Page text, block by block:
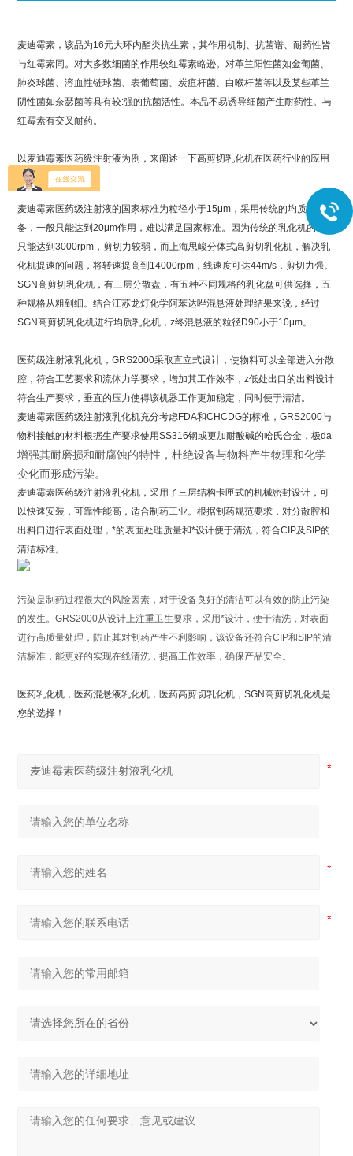
麦迪霉素，该品为16元大环内酯类抗生素，其作用机制、抗菌谱、耐药性皆
与红霉素同。对大多数细菌的作用较红霉素略逊。对革兰阳性菌如金葡菌、
肺炎球菌、溶血性链球菌、表葡萄菌、炭疽杆菌、白喉杆菌等以及某些革兰
阴性菌如奈瑟菌等具有较:强的抗菌活性。本品不易诱导细菌产生耐药性。与
红霉素有交叉耐药。
以麦迪霉素医药级注射液为例，来阐述一下高剪切乳化机在医药行业的应用
麦迪霉素医药级注射液的国家标准为粒径小于15μm，采用传统的均质乳化设
备，一般只能达到20μm作用，难以满足国家标准。因为传统的乳化机的转速
只能达到3000rpm，剪切力较弱，而上海思峻分体式高剪切乳化机，解决乳
化机提速的问题，将转速提高到14000rpm，线速度可达44m/s，剪切力强。
SGN高剪切乳化机，有三层分散盘，有五种不同规格的乳化盘可供选择，五
种规格从粗到细。结合江苏龙灯化学阿苯达唑混悬液处理结果来说，经过
SGN高剪切乳化机进行均质乳化机，z终混悬液的粒径D90小于10μm。
​医药级注射液乳化机，GRS2000采取直立式设计，使物料可以全部进入分散
腔，符合工艺要求和流体力学要求，增加其工作效率，z低处出口的出料设计
符合生产要求，垂直的压力使得该机器工作更加稳定，同时便于清洁。
麦迪霉素医药级注射液乳化机充分考虑FDA和CHCDG的标准，GRS2000与
物料接触的材料根据生产要求使用SS316钢或更加耐酸碱的哈氏合金，极da
增强其耐磨损和耐腐蚀的特性，杜绝设备与物料产生物理和化学
变化而形成污染。
麦迪霉素医药级注射液乳化机，采用了三层结构卡匣式的机械密封设计，可
以快速安装，可靠性能高，适合制药工业。根据制药规范要求，对分散腔和
出料口进行表面处理，*的表面处理质量和*设计便于清洗，符合CIP及SIP的
清洁标准。
污染是制药过程很大的风险因素，对于设备良好的清洁可以有效的防止污染
的发生。GRS2000从设计上注重卫生要求，采用*设计，便于清洗，对表面
进行高质量处理，防止其对制药产生不利影响，该设备还符合CIP和SIP的清
洁标准，能更好的实现在线清洗，提高工作效率，确保产品安全。
医药乳化机，医药混悬液乳化机，医药高剪切乳化机，SGN高剪切乳化机是
您的选择！